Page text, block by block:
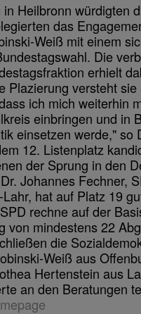
Heilbronn würdigten
das
Weiß mit einem
Die
erhielt
Plazierung versteht
ich mich weiterhin
einbringen und in
einsetzen werde," so
12. Listenplatz
der Sprung in den
Johannes Fechner,
hat auf Platz 19
rechne auf der
von mindestens 22
die
Weiß aus
Hertenstein aus
an den Beratungen